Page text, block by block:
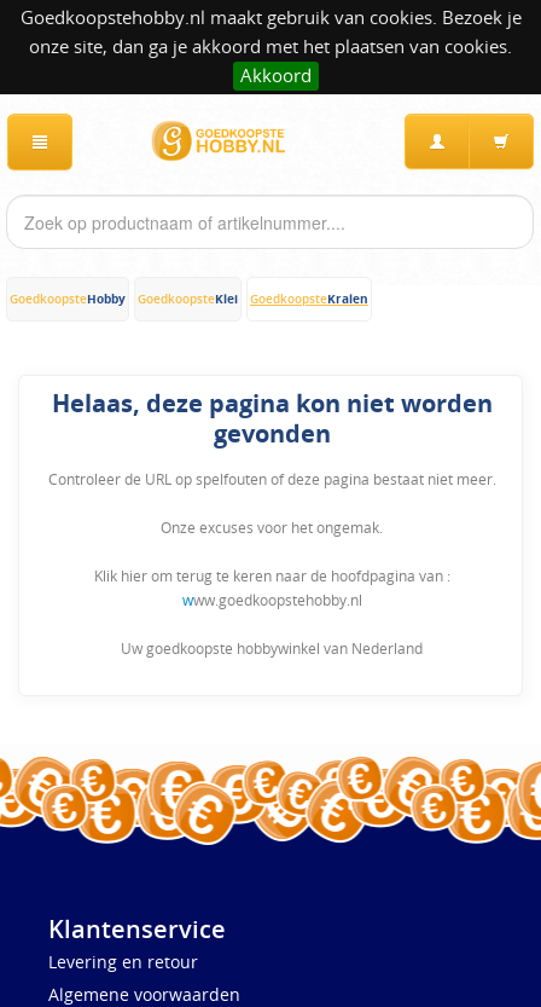
Goedkoopstehobby.nl maakt gebruik van cookies. Bezoek je
onze site, dan ga je akkoord met het plaatsen van cookies.
Akkoord
GoedkoopsteHobby GoedkoopsteKlei GoedkoopsteKralen
Helaas, deze pagina kon niet worden
gevonden
Controleer de URL op spelfouten of deze pagina bestaat niet meer.
Onze excuses voor het ongemak.
Klik hier om terug te keren naar de hoofdpagina van :
www.goedkoopstehobby.nl
Uw goedkoopste hobbywinkel van Nederland
Klantenservice
Levering en retour
Algemene voorwaarden